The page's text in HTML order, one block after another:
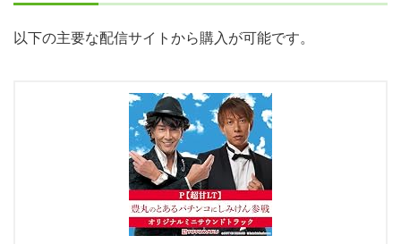
以下の主要な配信サイトから購入が可能です。